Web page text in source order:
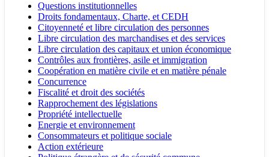
Questions institutionnelles
Droits fondamentaux, Charte, et CEDH
Citoyenneté et libre circulation des personnes
Libre circulation des marchandises et des services
Libre circulation des capitaux et union économique
Contrôles aux frontières, asile et immigration
Coopération en matière civile et en matière pénale
Concurrence
Fiscalité et droit des sociétés
Rapprochement des législations
Propriété intellectuelle
Energie et environnement
Consommateurs et politique sociale
Action extérieure